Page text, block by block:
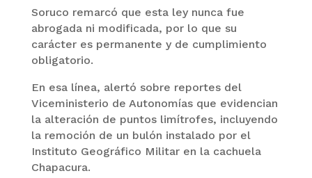
Soruco remarcó que esta ley nunca fue
abrogada ni modificada, por lo que su
carácter es permanente y de cumplimiento
obligatorio.
En esa línea, alertó sobre reportes del
Viceministerio de Autonomías que evidencian
la alteración de puntos limítrofes, incluyendo
la remoción de un bulón instalado por el
Instituto Geográfico Militar en la cachuela
Chapacura.